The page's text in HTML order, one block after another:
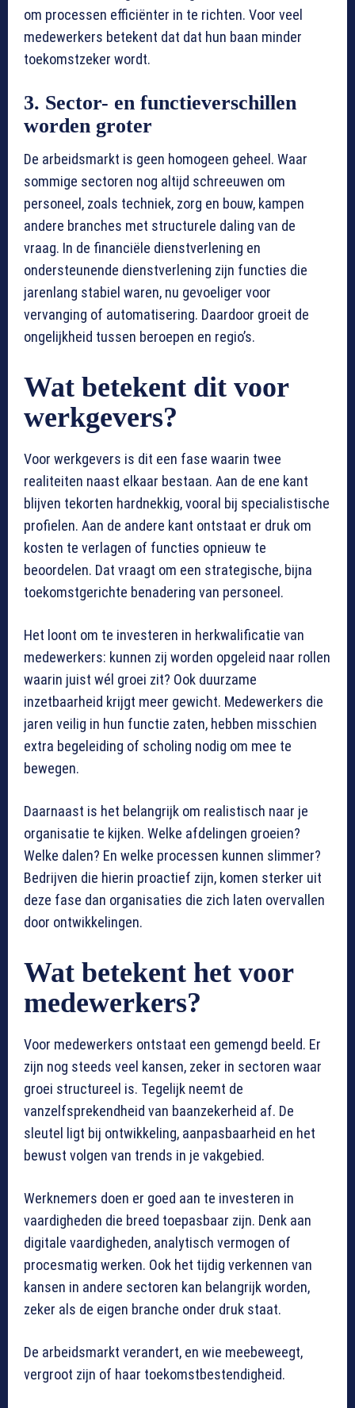
om processen efficiënter in te richten. Voor veel
medewerkers betekent dat dat hun baan minder
toekomstzeker wordt.
3. Sector- en functieverschillen
worden groter
De arbeidsmarkt is geen homogeen geheel. Waar
sommige sectoren nog altijd schreeuwen om
personeel, zoals techniek, zorg en bouw, kampen
andere branches met structurele daling van de
vraag. In de financiële dienstverlening en
ondersteunende dienstverlening zijn functies die
jarenlang stabiel waren, nu gevoeliger voor
vervanging of automatisering. Daardoor groeit de
ongelijkheid tussen beroepen en regio’s.
Wat betekent dit voor
werkgevers?
Voor werkgevers is dit een fase waarin twee
realiteiten naast elkaar bestaan. Aan de ene kant
blijven tekorten hardnekkig, vooral bij specialistische
profielen. Aan de andere kant ontstaat er druk om
kosten te verlagen of functies opnieuw te
beoordelen. Dat vraagt om een strategische, bijna
toekomstgerichte benadering van personeel.
Het loont om te investeren in herkwalificatie van
medewerkers: kunnen zij worden opgeleid naar rollen
waarin juist wél groei zit? Ook duurzame
inzetbaarheid krijgt meer gewicht. Medewerkers die
jaren veilig in hun functie zaten, hebben misschien
extra begeleiding of scholing nodig om mee te
bewegen.
Daarnaast is het belangrijk om realistisch naar je
organisatie te kijken. Welke afdelingen groeien?
Welke dalen? En welke processen kunnen slimmer?
Bedrijven die hierin proactief zijn, komen sterker uit
deze fase dan organisaties die zich laten overvallen
door ontwikkelingen.
Wat betekent het voor
medewerkers?
Voor medewerkers ontstaat een gemengd beeld. Er
zijn nog steeds veel kansen, zeker in sectoren waar
groei structureel is. Tegelijk neemt de
vanzelfsprekendheid van baanzekerheid af. De
sleutel ligt bij ontwikkeling, aanpasbaarheid en het
bewust volgen van trends in je vakgebied.
Werknemers doen er goed aan te investeren in
vaardigheden die breed toepasbaar zijn. Denk aan
digitale vaardigheden, analytisch vermogen of
procesmatig werken. Ook het tijdig verkennen van
kansen in andere sectoren kan belangrijk worden,
zeker als de eigen branche onder druk staat.
De arbeidsmarkt verandert, en wie meebeweegt,
vergroot zijn of haar toekomstbestendigheid.